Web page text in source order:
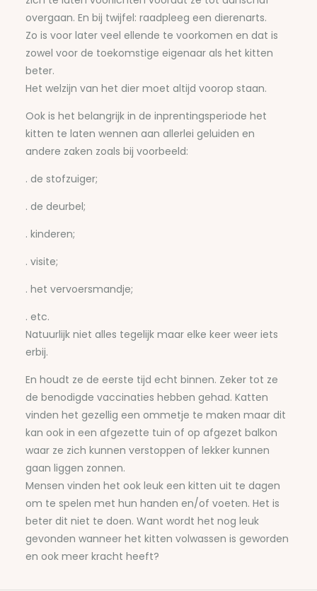
overgaan. En bij twijfel: raadpleeg een dierenarts.
Zo is voor later veel ellende te voorkomen en dat is
zowel voor de toekomstige eigenaar als het kitten
beter.
Het welzijn van het dier moet altijd voorop staan.
Ook is het belangrijk in de inprentingsperiode het
kitten te laten wennen aan allerlei geluiden en
andere zaken zoals bij voorbeeld:
. de stofzuiger;
. de deurbel;
. kinderen;
. visite;
. het vervoersmandje;
. etc.
Natuurlijk niet alles tegelijk maar elke keer weer iets
erbij.
En houdt ze de eerste tijd echt binnen. Zeker tot ze
de benodigde vaccinaties hebben gehad. Katten
vinden het gezellig een ommetje te maken maar dit
kan ook in een afgezette tuin of op afgezet balkon
waar ze zich kunnen verstoppen of lekker kunnen
gaan liggen zonnen.
Mensen vinden het ook leuk een kitten uit te dagen
om te spelen met hun handen en/of voeten. Het is
beter dit niet te doen. Want wordt het nog leuk
gevonden wanneer het kitten volwassen is geworden
en ook meer kracht heeft?